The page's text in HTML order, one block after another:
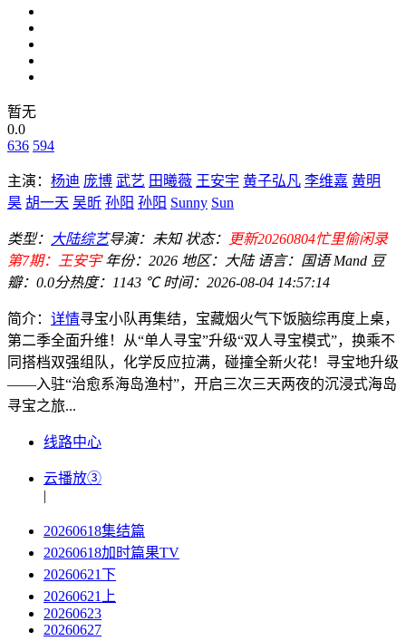
暂无
0.0
636 594
主演： 杨迪 庞博 武艺 田曦薇 王安宇 黄子弘凡 李维嘉 黄明
昊 胡一天 吴昕 孙阳 孙阳 Sunny Sun
类型： 大陆综艺导演： 未知 状态：
更新20260804忙里偷闲录
第7期：王安宇 年份： 2026 地区： 大陆 语言： 国语 Mand 豆
瓣：0.0分热度：1143 ℃ 时间： 2026-08-04 14:57:14
简介： 详情寻宝小队再集结，宝藏烟火气下饭脑综再度上桌，
第二季全面升维！从“单人寻宝”升级“双人寻宝模式”，换乘不
同搭档双强组队，化学反应拉满，碰撞全新火花！寻宝地升级
——入驻“治愈系海岛渔村”，开启三次三天两夜的沉浸式海岛
寻宝之旅...
线路中心
云播放③
|
20260618集结篇
20260618加时篇果TV
20260621下
20260621上
20260623
20260627